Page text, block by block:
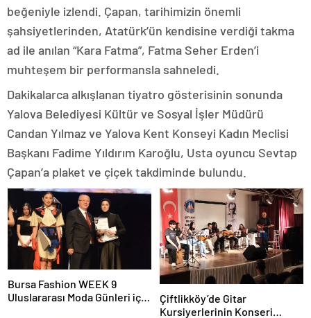
beğeniyle izlendi. Çapan, tarihimizin önemli
şahsiyetlerinden, Atatürk’ün kendisine verdiği takma
ad ile anılan “Kara Fatma”, Fatma Seher Erden’i
muhteşem bir performansla sahneledi.
Dakikalarca alkışlanan tiyatro gösterisinin sonunda
Yalova Belediyesi Kültür ve Sosyal İşler Müdürü
Candan Yılmaz ve Yalova Kent Konseyi Kadın Meclisi
Başkanı Fadime Yıldırım Karoğlu, Usta oyuncu Sevtap
Çapan’a plaket ve çiçek takdiminde bulundu.
Bursa Fashion WEEK 9
Uluslararası Moda Günleri için
Çiftlikköy’de Gitar
Kursiyerlerinin Konseri